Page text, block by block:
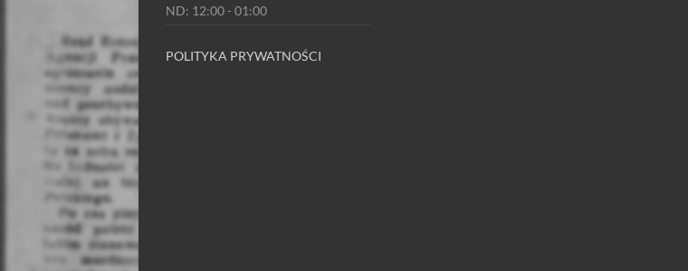
ND: 12:00 - 01:00
POLITYKA PRYWATNOŚCI